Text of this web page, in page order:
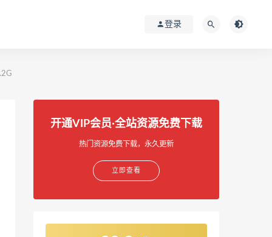
登录
开通VIP会员·全站资源免费下载
热门资源免费下载，永久更新
立即查看